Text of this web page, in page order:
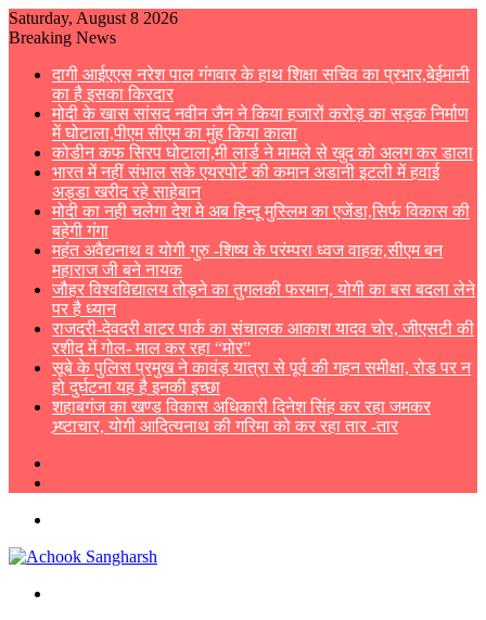
Saturday, August 8 2026
Breaking News
दागी आईएएस नरेश पाल गंगवार के हाथ शिक्षा सचिव का प्रभार,बेईमानी
का है इसका किरदार
मोदी के खास सांसद नवीन जैन ने किया हजारों करोड़ का सड़क निर्माण
में घोटाला,पीएम सीएम का मुंह किया काला
कोडीन कफ सिरप घोटाला,मी लार्ड ने मामले से खुद को अलग कर डाला
भारत में नहीं संभाल सके एयरपोर्ट की कमान अडानी इटली में हवाई
अड्डा खरीद रहे साहेबान
मोदी का नही चलेगा देश मे अब हिन्दू मुस्लिम का एजेंडा,सिर्फ विकास की
बहेगी गंगा
महंत अवैद्यनाथ व योगी गुरु -शिष्य के परंम्परा ध्वज वाहक,सीएम बन
महाराज जी बने नायक
जौहर विश्वविद्यालय तोड़ने का तुगलकी फरमान, योगी का बस बदला लेने
पर है ध्यान
राजदरी-देवदरी वाटर पार्क का संचालक आकाश यादव चोर, जीएसटी की
रशीद में गोल- माल कर रहा “मोर”
सूबे के पुलिस प्रमुख ने कावंड़ यात्रा से पूर्व की गहन समीक्षा, रोड पर न
हो दुर्घटना यह है इनकी इच्छा
शहाबगंज का खण्ड विकास अधिकारी दिनेश सिंह कर रहा जमकर
भ्र्ष्टाचार, योगी आदित्यनाथ की गरिमा को कर रहा तार -तार